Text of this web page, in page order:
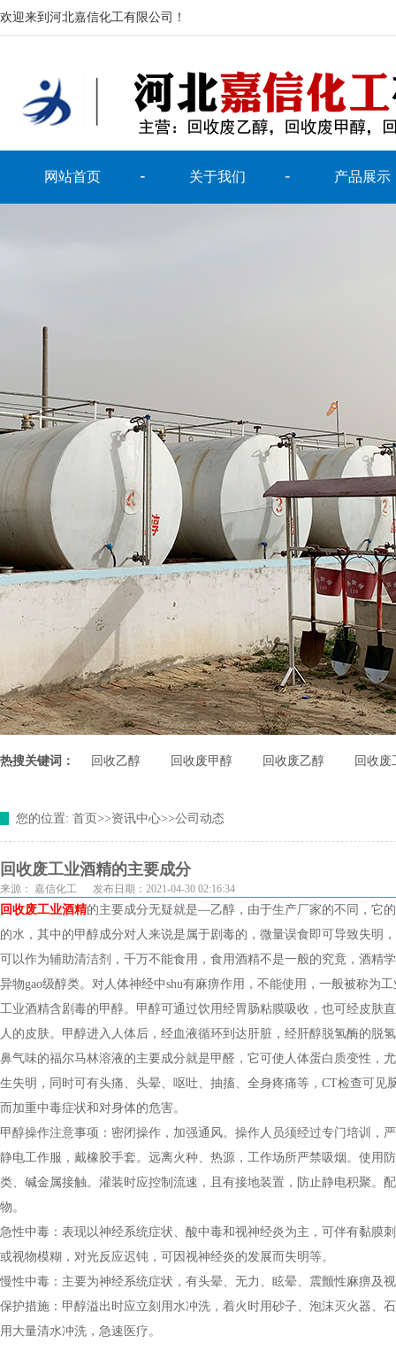
欢迎来到河北嘉信化工有限公司！
网站首页 关于我们 产品展示
热搜关键词： 回收乙醇 回收废甲醇 回收废乙醇 回收废
您的位置: 首页 >>资讯中心>>公司动态
回收废工业酒精的主要成分
来源： 嘉信化工 发布日期：2021-04-30 02:16:34
回收废工业酒精的主要成分无疑就是—乙醇，由于生产厂家的不同，它
的水，其中的甲醇成分对人来说是属于剧毒的，微量误食即可导致失明
可以作为辅助清洁剂，千万不能食用，食用酒精不是一般的究竟，酒精
异物gao级醇类。对人体神经中shu有麻痹作用，不能使用，一般被称为
工业酒精含剧毒的甲醇。甲醇可通过饮用经胃肠粘膜吸收，也可经皮肤
人的皮肤。甲醇进入人体后，经血液循环到达肝脏，经肝醇脱氢酶的脱
鼻气味的福尔马林溶液的主要成分就是甲醛，它可使人体蛋白质变性，
生失明，同时可有头痛、头晕、呕吐、抽搐、全身疼痛等，CT检查可
而加重中毒症状和对身体的危害。
甲醇操作注意事项：密闭操作，加强通风。操作人员须经过专门培训，
静电工作服，戴橡胶手套。远离火种、热源，工作场所严禁吸烟。使用
类、碱金属接触。灌装时应控制流速，且有接地装置，防止静电积聚。
物。
急性中毒：表现以神经系统症状、酸中毒和视神经炎为主，可伴有黏膜
或视物模糊，对光反应迟钝，可因视神经炎的发展而失明等。
慢性中毒：主要为神经系统症状，有头晕、无力、眩晕、震颤性麻痹及
保护措施：甲醇溢出时应立刻用水冲洗，着火时用砂子、泡沫灭火器、
用大量清水冲洗，急速医疗。